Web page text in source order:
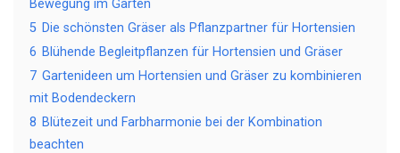
Bewegung im Garten
5 Die schönsten Gräser als Pflanzpartner für Hortensien
6 Blühende Begleitpflanzen für Hortensien und Gräser
7 Gartenideen um Hortensien und Gräser zu kombinieren
mit Bodendeckern
8 Blütezeit und Farbharmonie bei der Kombination
beachten